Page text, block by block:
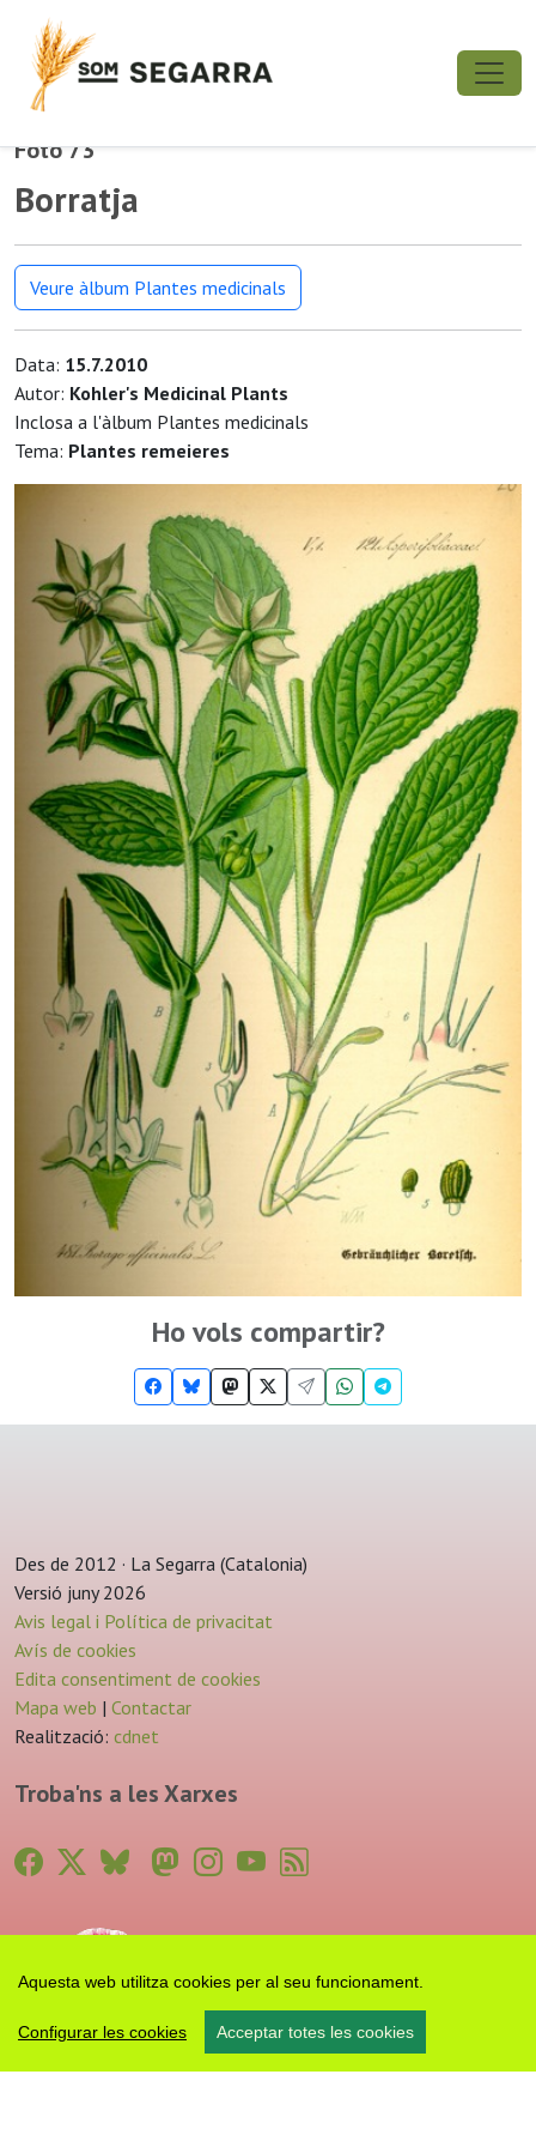
Aquesta web utilitza cookies per al seu funcionament.
Configurar les cookies Acceptar totes les cookies
Foto 73
Borratja
Veure àlbum Plantes medicinals
Data: 15.7.2010
Autor: Kohler's Medicinal Plants
Inclosa a l'àlbum Plantes medicinals
Tema: Plantes remeieres
Ho vols compartir?
Des de 2012 · La Segarra (Catalonia)
Versió juny 2026
Avis legal i Política de privacitat
Avís de cookies
Edita consentiment de cookies
Mapa web | Contactar
Realització: cdnet
Troba'ns a les Xarxes